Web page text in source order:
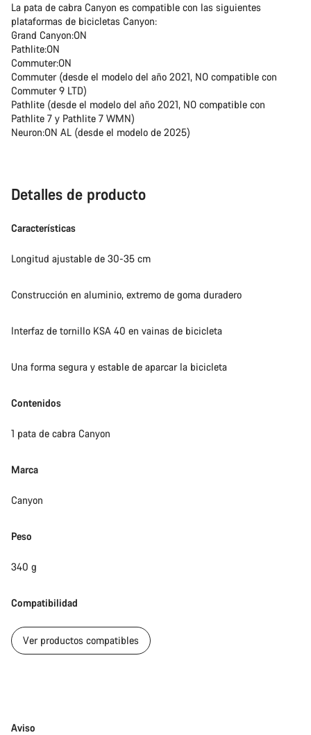
La pata de cabra Canyon es compatible con las siguientes
plataformas de bicicletas Canyon:
Grand Canyon:ON
Pathlite:ON
Commuter:ON
Commuter (desde el modelo del año 2021, NO compatible con
Commuter 9 LTD)
Pathlite (desde el modelo del año 2021, NO compatible con
Pathlite 7 y Pathlite 7 WMN)
Neuron:ON AL (desde el modelo de 2025)
Detalles de producto
Características
Longitud ajustable de 30-35 cm
Construcción en aluminio, extremo de goma duradero
Interfaz de tornillo KSA 40 en vainas de bicicleta
Una forma segura y estable de aparcar la bicicleta
Contenidos
1 pata de cabra Canyon
Marca
Canyon
Peso
340 g
Compatibilidad
Ver productos compatibles
Exención
Aviso